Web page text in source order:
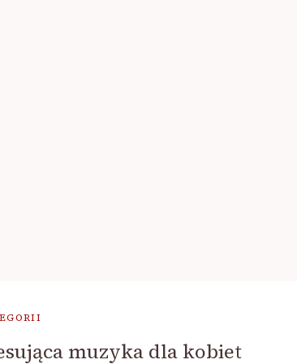
muzyka dla kobiet